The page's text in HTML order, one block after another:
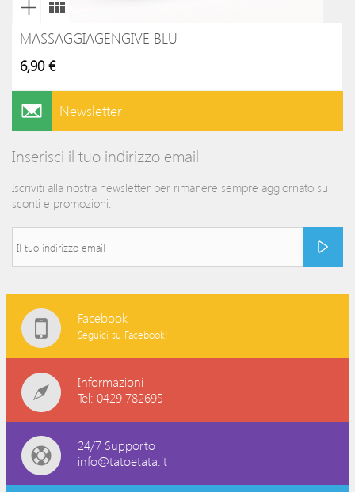
MASSAGGIAGENGIVE BLU
6,90 €
Newsletter
Inserisci il tuo indirizzo email
Iscriviti alla nostra newsletter per rimanere sempre aggiornato su
sconti e promozioni.
Facebook
Seguici su Facebook!
Informazioni
Tel: 0429 782695
24/7 Supporto
info@tatoetata.it